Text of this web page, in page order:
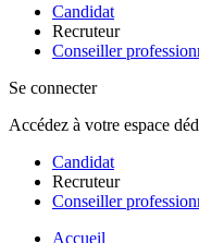
Candidat
Recruteur
Conseiller
Se connecter
Accédez à votre espace
Candidat
Recruteur
Conseiller
Accueil